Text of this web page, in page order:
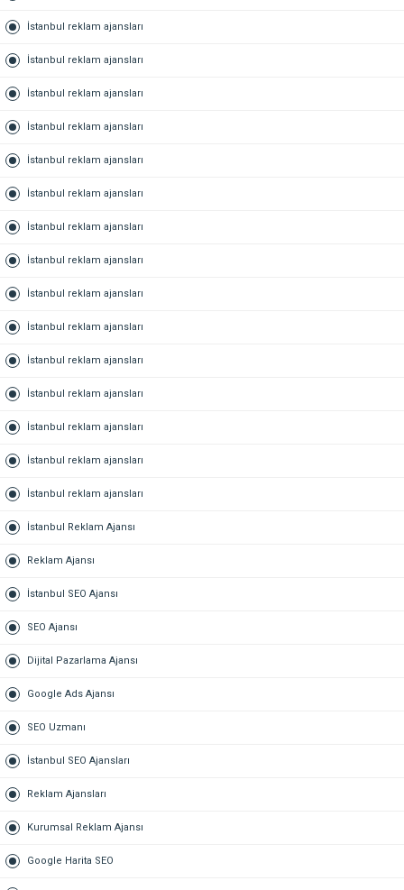
İstanbul reklam ajansları
İstanbul reklam ajansları
İstanbul reklam ajansları
İstanbul reklam ajansları
İstanbul reklam ajansları
İstanbul reklam ajansları
İstanbul reklam ajansları
İstanbul reklam ajansları
İstanbul reklam ajansları
İstanbul reklam ajansları
İstanbul reklam ajansları
İstanbul reklam ajansları
İstanbul reklam ajansları
İstanbul reklam ajansları
İstanbul reklam ajansları
İstanbul Reklam Ajansı
Reklam Ajansı
İstanbul SEO Ajansı
SEO Ajansı
Dijital Pazarlama Ajansı
Google Ads Ajansı
SEO Uzmanı
İstanbul SEO Ajansları
Reklam Ajansları
Kurumsal Reklam Ajansı
Google Harita SEO